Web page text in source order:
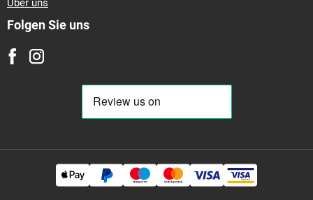
Über uns
Folgen Sie uns